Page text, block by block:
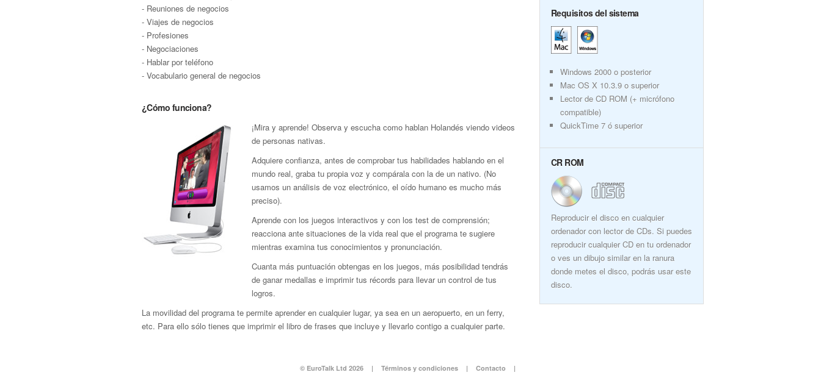
- Reuniones de negocios
- Viajes de negocios
- Profesiones
- Negociaciones
- Hablar por teléfono
- Vocabulario general de negocios
¿Cómo funciona?
¡Mira y aprende! Observa y escucha como hablan Holandés viendo videos
de personas nativas.
Adquiere confianza, antes de comprobar tus habilidades hablando en el
mundo real, graba tu propia voz y compárala con la de un nativo. (No
usamos un análisis de voz electrónico, el oído humano es mucho más
preciso).
Aprende con los juegos interactivos y con los test de comprensión;
reacciona ante situaciones de la vida real que el programa te sugiere
mientras examina tus conocimientos y pronunciación.
Cuanta más puntuación obtengas en los juegos, más posibilidad tendrás
de ganar medallas e imprimir tus récords para llevar un control de tus
logros.
La movilidad del programa te permite aprender en cualquier lugar, ya sea en un aeropuerto, en un ferry,
etc. Para ello sólo tienes que imprimir el libro de frases que incluye y llevarlo contigo a cualquier parte.
Requisitos del sistema
Windows 2000 o posterior
Mac OS X 10.3.9 o superior
Lector de CD ROM (+ micrófono
compatible)
QuickTime 7 ó superior
CR ROM
Reproducir el disco en cualquier
ordenador con lector de CDs. Si puedes
reproducir cualquier CD en tu ordenador
o ves un dibujo similar en la ranura
donde metes el disco, podrás usar este
disco.
© EuroTalk Ltd 2026 | Términos y condiciones | Contacto |